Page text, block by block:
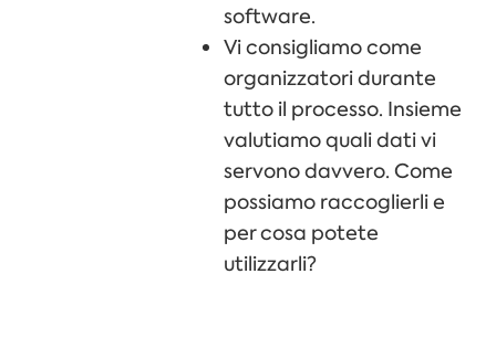
software.
Vi consigliamo come
organizzatori durante
tutto il processo. Insieme
valutiamo quali dati vi
servono davvero. Come
possiamo raccoglierli e
per cosa potete
utilizzarli?